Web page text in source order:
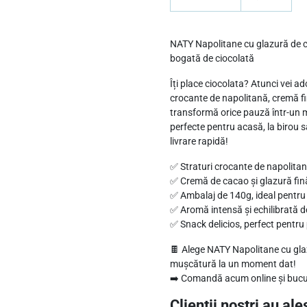
:
6
,
7
3
l
e
i
.
,
9
l
i
.
i
a
n
c
u
C
r
e
m
ă
ș
NATY Napolitane cu glazură
bogată de ciocolată
Îți place ciocolata? Atunci vei
crocante de napolitană, cremă
transformă orice pauză într-un
perfecte pentru acasă, la birou
livrare rapidă!
✅ Straturi crocante de
✅ Cremă de cacao și glazură
✅ Ambalaj de 140g, ideal
✅ Aromă intensă și echilibrată
✅ Snack delicios, perfect
🍫 Alege NATY Napolitane cu
mușcătură la un moment dat!
➡️ Comandă acum online și